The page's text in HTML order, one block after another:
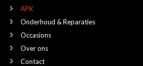
APK
Onderhoud & Reparaties
Occasions
Over ons
Contact